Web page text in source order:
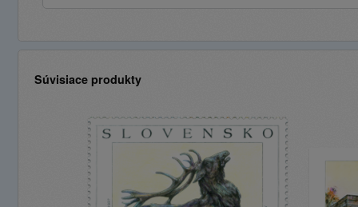
Súvisiace produkty